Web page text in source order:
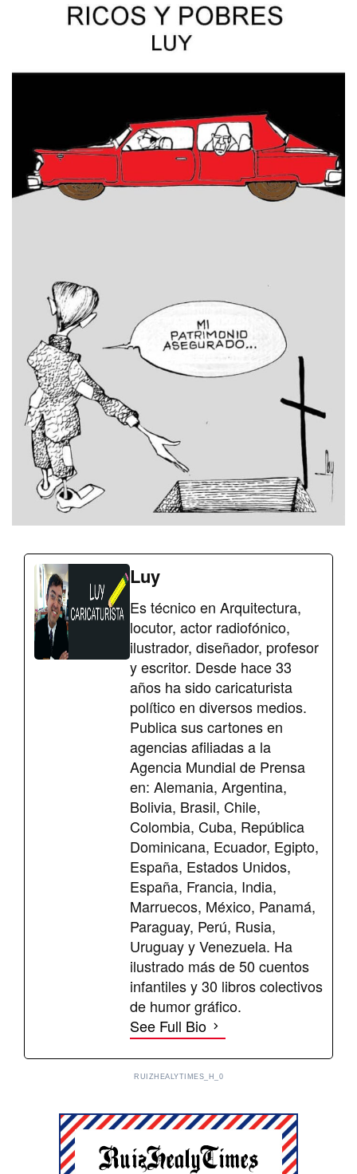
Luy
Es técnico en Arquitectura,
locutor, actor radiofónico,
ilustrador, diseñador, profesor
y escritor. Desde hace 33
años ha sido caricaturista
político en diversos medios.
Publica sus cartones en
agencias afiliadas a la
Agencia Mundial de Prensa
en: Alemania, Argentina,
Bolivia, Brasil, Chile,
Colombia, Cuba, República
Dominicana, Ecuador, Egipto,
España, Estados Unidos,
España, Francia, India,
Marruecos, México, Panamá,
Paraguay, Perú, Rusia,
Uruguay y Venezuela. Ha
ilustrado más de 50 cuentos
infantiles y 30 libros colectivos
de humor gráfico.
See Full Bio
RUIZHEALYTIMES_H_0